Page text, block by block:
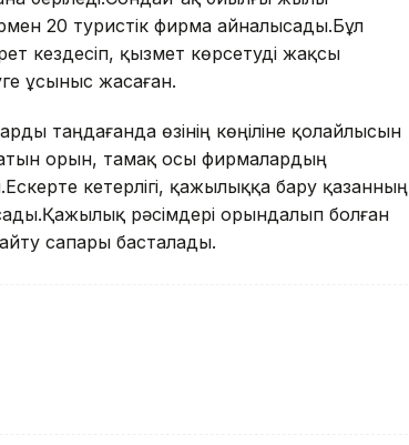
20 туристік фирма айналысады.Бұл
кездесіп, қызмет көрсетуді жақсы
ұсыныс жасаған.
таңдағанда өзінің көңіліне қолайлысын
орын, тамақ осы фирмалардың
кетерлігі, қажылыққа бару қазанның
рәсімдері орындалып болған
сапары басталады.